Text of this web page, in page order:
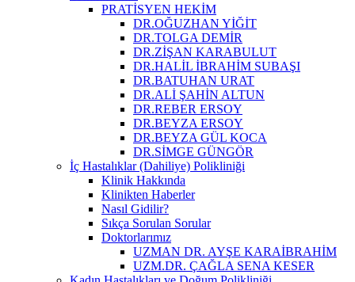
PRATİSYEN HEKİM
DR.OĞUZHAN YİĞİT
DR.TOLGA DEMİR
DR.ZİŞAN KARABULUT
DR.HALİL İBRAHİM SUBAŞI
DR.BATUHAN URAT
DR.ALİ ŞAHİN ALTUN
DR.REBER ERSOY
DR.BEYZA ERSOY
DR.BEYZA GÜL KOCA
DR.SİMGE GÜNGÖR
İç Hastalıklar (Dahiliye) Polikliniği
Klinik Hakkında
Klinikten Haberler
Nasıl Gidilir?
Sıkça Sorulan Sorular
Doktorlarımız
UZMAN DR. AYŞE KARAİBRAHİM
UZM.DR. ÇAĞLA SENA KESER